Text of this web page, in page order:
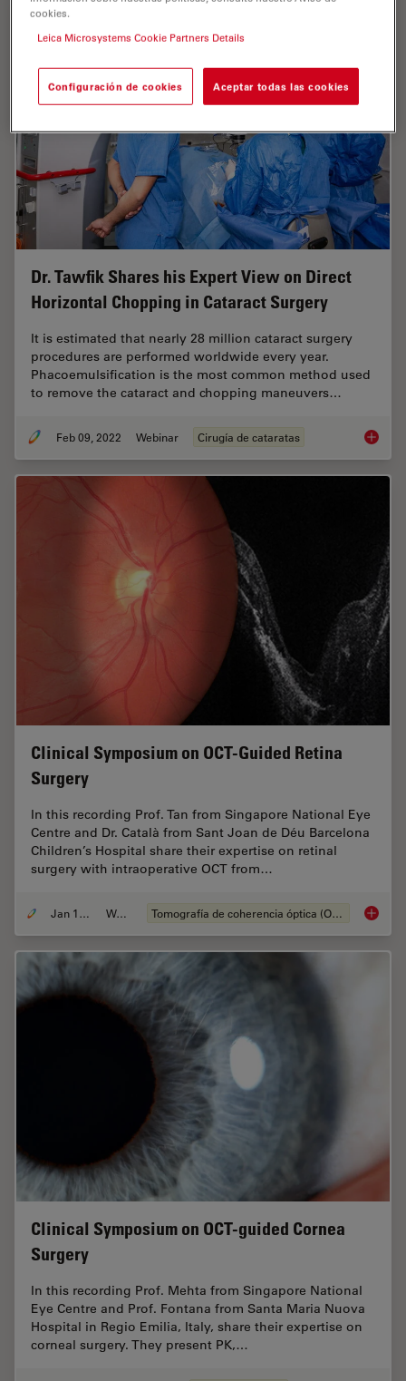
Dr. Tawfik Shares his Expert View on Direct
Horizontal Chopping in Cataract Surgery
It is estimated that nearly 28 million cataract surgery
procedures are performed worldwide every year.
Phacoemulsification is the most common method used
to remove the cataract and chopping maneuvers…
Feb 09, 2022 Webinar Cirugía de cataratas Dr.
Clinical Symposium on OCT-Guided Retina
Surgery
In this recording Prof. Tan from Singapore National Eye
Centre and Dr. Català from Sant Joan de Déu Barcelona
Children’s Hospital share their expertise on retinal
surgery with intraoperative OCT from…
Jan 12, 2022 Webinar Tomografía de coherencia óptica (OCT, por sus siglas en inglés) Clinical
Clinical Symposium on OCT-guided Cornea
Surgery
In this recording Prof. Mehta from Singapore National
Eye Centre and Prof. Fontana from Santa Maria Nuova
Hospital in Regio Emilia, Italy, share their expertise on
corneal surgery. They present PK,…
cookies.
Leica Microsystems Cookie Partners Details
Configuración de cookies Aceptar todas las cookies